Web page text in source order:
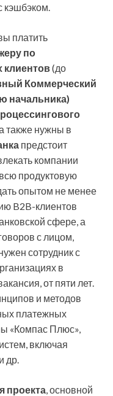
кэшбэком.
платить
по
(до
Коммерческий
начальника)
также нужны в
предстоит
компании
продуктовую
опытом не менее
B2B-клиентов
сфере, а
с лицом,
сотрудник с
в
от пяти лет.
и методов
платежных
«Компас Плюс»,
включая
др.
проекта, основной